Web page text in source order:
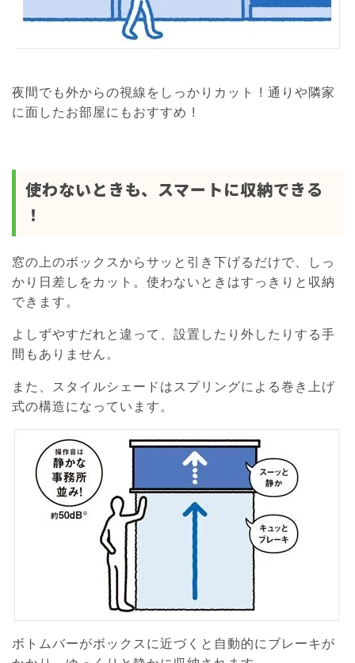
夜間でも外からの視線をしっかりカット ! 通りや隣家
に面したお部屋にもおすすめ !
使わないときも、スマートに収納できる
！
窓の上のボックスからサッと引き下げるだけで、しっ
かり日差しをカット。使わないときはすっきりと収納
できます。
よしずやすだれと違って、設置したり外したりする手
間もありません。
また、スタイルシェードはスプリングによる巻き上げ
式の構造になっています。
ボトムバーがボックスに近づくと自動的にブレーキが